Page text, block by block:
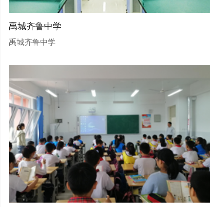
禹城齐鲁中学
禹城齐鲁中学